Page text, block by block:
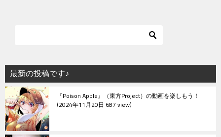
シ
ョ
ン
最新の投稿です♪
『Poison Apple』（東方Project）の動画を楽しもう！
2024年11月20日 687 view